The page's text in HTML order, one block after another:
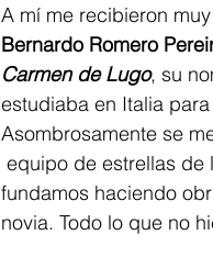
A mí me recibieron
Bernardo Romero
Carmen de Lugo, su
estudiaba en Italia
Asombrosamente se
equipo de estrellas de
fundamos haciendo
novia. Todo lo que no